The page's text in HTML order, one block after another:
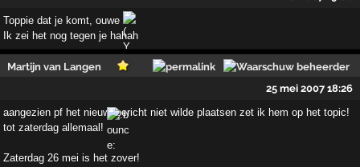
Toppie dat je komt, ouwe
Ik zei het nog tegen je hahah
Martijn van Langen
25 mei 2007 18:26
aangezien pf het nieuwsbericht niet wilde plaatsen zet ik hem op het topic!
tot zaterdag allemaal!
Zaterdag 26 mei is het zover!